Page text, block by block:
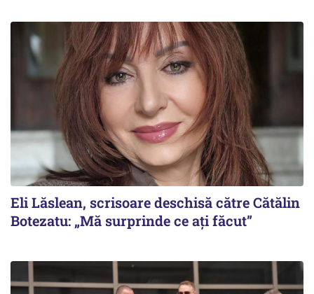
Eli Lăslean, scrisoare deschisă către Cătălin
Botezatu: „Mă surprinde ce ați făcut”